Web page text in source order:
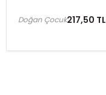
217,50 TL
Doğan Çocuk